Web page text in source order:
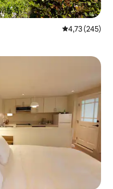
4,73 de uma
4,73 (245)